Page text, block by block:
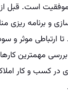
است. قبل از
و برنامه ریزی
ارتباطی موثر و
مهمترین
در کسب و کار